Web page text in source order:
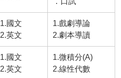
1.國文
2.英文
1.戲劇導論
2.劇本導讀
1.國文
2.英文
1.微積分(A)
2.線性代數